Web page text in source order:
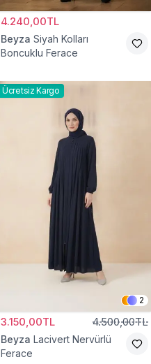
4.240,00TL
Beyza Siyah Kolları
Boncuklu Ferace
Ücretsiz Kargo
2
3.150,00TL 4.500,00TL
Beyza Lacivert Nervürlü
Ferace